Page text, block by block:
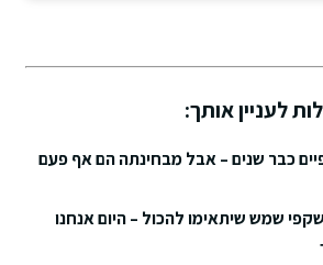
לעניין אותך:
כבר שנים – אבל מבחינתה הם אף פעם
שמש שיתאימו להכול – היום אנחנו